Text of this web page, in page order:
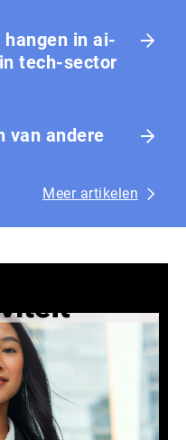
in ai-
tech-sector
van andere
Meer artikelen